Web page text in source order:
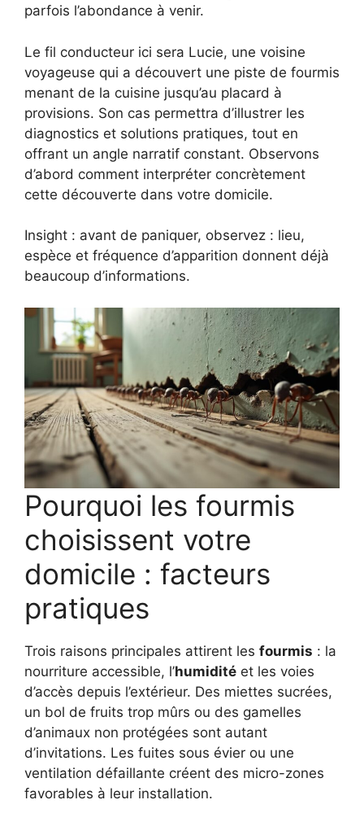
parfois l’abondance à venir.
Le fil conducteur ici sera Lucie, une voisine
voyageuse qui a découvert une piste de fourmis
menant de la cuisine jusqu’au placard à
provisions. Son cas permettra d’illustrer les
diagnostics et solutions pratiques, tout en
offrant un angle narratif constant. Observons
d’abord comment interpréter concrètement
cette découverte dans votre domicile.
Insight : avant de paniquer, observez : lieu,
espèce et fréquence d’apparition donnent déjà
beaucoup d’informations.
Pourquoi les fourmis
choisissent votre
domicile : facteurs
pratiques
Trois raisons principales attirent les fourmis : la
nourriture accessible, l’humidité et les voies
d’accès depuis l’extérieur. Des miettes sucrées,
un bol de fruits trop mûrs ou des gamelles
d’animaux non protégées sont autant
d’invitations. Les fuites sous évier ou une
ventilation défaillante créent des micro-zones
favorables à leur installation.